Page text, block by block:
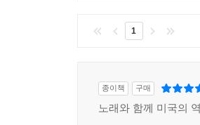
억눌린 자들을 향한 뜨
영화 등 다양한 예술 장
문장은, 음악적 전문성과
1
종이책 구매
노래와 함께 미국의